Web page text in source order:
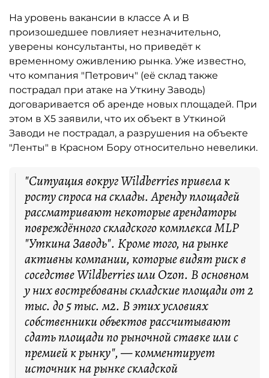
На уровень вакансии в классе А и В
произошедшее повлияет незначительно,
уверены консультанты, но приведёт к
временному оживлению рынка. Уже известно,
что компания "Петрович" (её склад также
пострадал при атаке на Уткину Заводь)
договаривается об аренде новых площадей. При
этом в X5 заявили, что их объект в Уткиной
Заводи не пострадал, а разрушения на объекте
"Ленты" в Красном Бору относительно невелики.
"Ситуация вокруг Wildberries привела к
росту спроса на склады. Аренду площадей
рассматривают некоторые арендаторы
повреждённого складского комплекса MLP
"Уткина Заводь". Кроме того, на рынке
активны компании, которые видят риск в
соседстве Wildberries или Ozon. В основном
у них востребованы складские площади от 2
тыс. до 5 тыс. м2. В этих условиях
собственники объектов рассчитывают
сдать площади по рыночной ставке или с
премией к рынку", — комментирует
источник на рынке складской